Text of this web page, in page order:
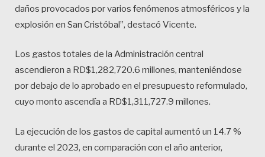
daños provocados por varios fenómenos atmosféricos y la
explosión en San Cristóbal”, destacó Vicente.
Los gastos totales de la Administración central
ascendieron a RD$1,282,720.6 millones, manteniéndose
por debajo de lo aprobado en el presupuesto reformulado,
cuyo monto ascendía a RD$1,311,727.9 millones.
La ejecución de los gastos de capital aumentó un 14.7 %
durante el 2023, en comparación con el año anterior,